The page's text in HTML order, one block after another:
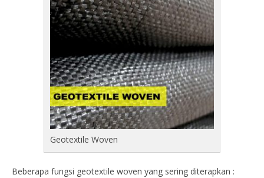
Geotextile Woven
Beberapa fungsi geotextile woven yang sering diterapkan :